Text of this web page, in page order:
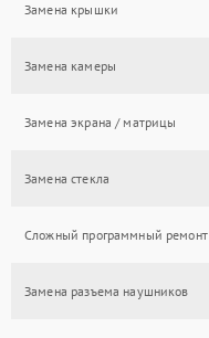
Замена крышки
Замена камеры
Замена экрана / матрицы
Замена стекла
Сложный программный ремонт
Замена разъема наушников